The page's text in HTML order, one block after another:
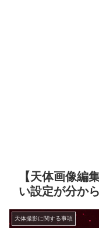
【天体画像編
い設定が分か
天体撮影に関する事項